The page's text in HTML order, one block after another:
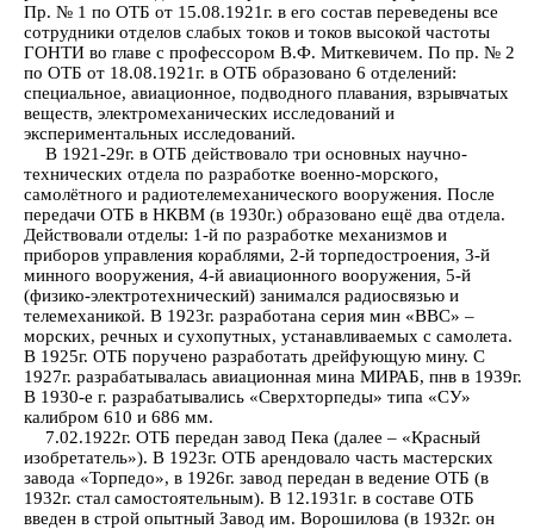
Пр. № 1 по ОТБ от 15.08.1921г. в его состав переведены все
сотрудники отделов слабых токов и токов высокой частоты
ГОНТИ во главе с профессором В.Ф. Миткевичем. По пр. № 2
по ОТБ от 18.08.1921г. в ОТБ образовано 6 отделений:
специальное, авиационное, подводного плавания, взрывчатых
веществ, электромеханических исследований и
экспериментальных исследований.
В 1921-29г. в ОТБ действовало три основных научно-
технических отдела по разработке военно-морского,
самолётного и радиотелемеханического вооружения. После
передачи ОТБ в НКВМ (в 1930г.) образовано ещё два отдела.
Действовали отделы: 1-й по разработке механизмов и
приборов управления кораблями, 2-й торпедостроения, 3-й
минного вооружения, 4-й авиационного вооружения, 5-й
(физико-электротехнический) занимался радиосвязью и
телемеханикой. В 1923г. разработана серия мин «ВВС» –
морских, речных и сухопутных, устанавливаемых с самолета.
В 1925г. ОТБ поручено разработать дрейфующую мину. С
1927г. разрабатывалась авиационная мина МИРАБ, пнв в 1939г.
В 1930-е г. разрабатывались «Сверхторпеды» типа «СУ»
калибром 610 и 686 мм.
7.02.1922г. ОТБ передан завод Пека (далее – «Красный
изобретатель»). В 1923г. ОТБ арендовало часть мастерских
завода «Торпедо», в 1926г. завод передан в ведение ОТБ (в
1932г. стал самостоятельным). В 12.1931г. в составе ОТБ
введен в строй опытный Завод им. Ворошилова (в 1932г. он